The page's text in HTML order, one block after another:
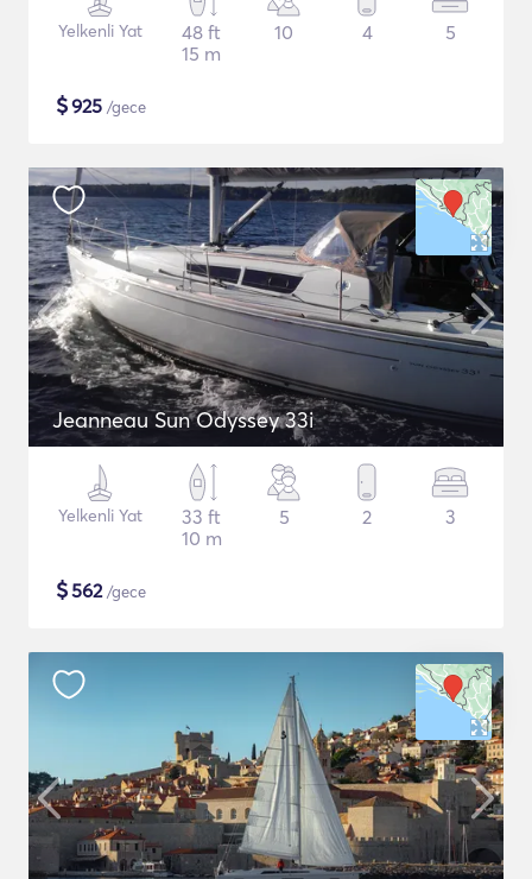
Yelkenli Yat
48 ft
15 m
10 4 5
$925 /gece
Jeanneau Sun Odyssey 33i
Yelkenli Yat
33 ft
10 m
5 2 3
$562/gece